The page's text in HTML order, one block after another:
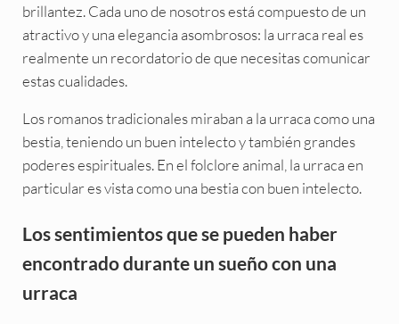
brillantez. Cada uno de nosotros está compuesto de un
atractivo y una elegancia asombrosos: la urraca real es
realmente un recordatorio de que necesitas comunicar
estas cualidades.
Los romanos tradicionales miraban a la urraca como una
bestia, teniendo un buen intelecto y también grandes
poderes espirituales. En el folclore animal, la urraca en
particular es vista como una bestia con buen intelecto.
Los sentimientos que se pueden haber
encontrado durante un sueño con una
urraca